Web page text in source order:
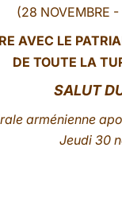
(28 NOVEMBRE
AVEC LE
DE TOUTE LA
SALUT
arménienne
Jeudi 30